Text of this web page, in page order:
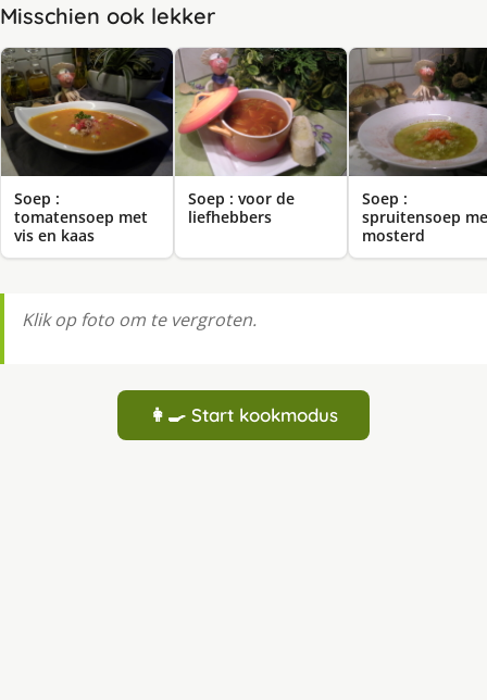
Misschien ook lekker
Soep :
tomatensoep met
vis en kaas
Soep : voor de
liefhebbers
Soep :
spruitensoep
mosterd
Klik op foto om te vergroten.
👩‍🍳 Start kookmodus